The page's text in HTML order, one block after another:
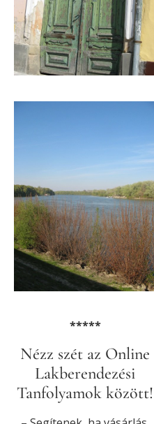
*****
Nézz szét az Online
Lakberendezési
Tanfolyamok között!